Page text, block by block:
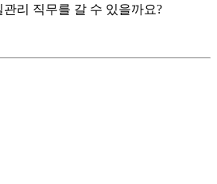
리 직무를 갈 수 있을까요?